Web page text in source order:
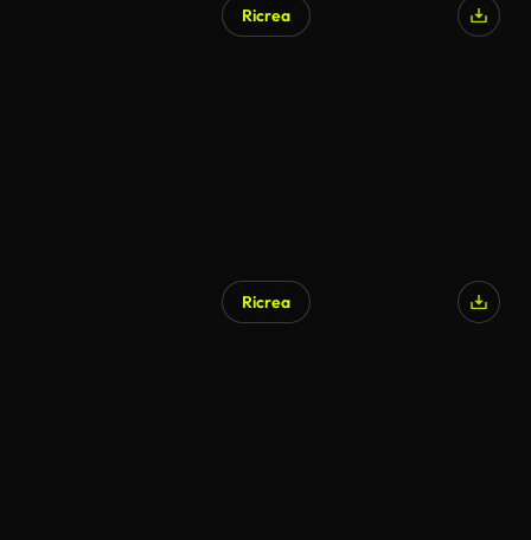
Ricrea
Ricrea